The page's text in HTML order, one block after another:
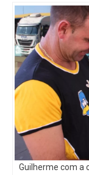
Guilherme com a